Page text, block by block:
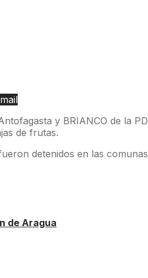
y BRIANCO de la
de frutas.
detenidos en las
de Aragua